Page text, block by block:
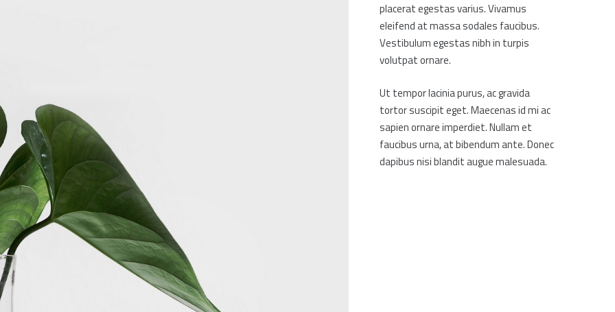
placerat egestas varius. Vivamus
eleifend at massa sodales faucibus.
Vestibulum egestas nibh in turpis
volutpat ornare.
Ut tempor lacinia purus, ac gravida
tortor suscipit eget. Maecenas id mi ac
sapien ornare imperdiet. Nullam et
faucibus urna, at bibendum ante. Donec
dapibus nisi blandit augue malesuada.